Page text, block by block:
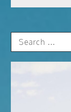
Search
for: